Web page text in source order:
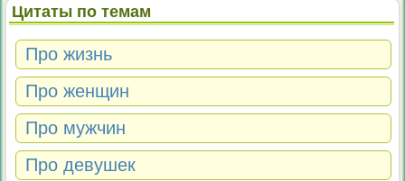
Цитаты по темам
Про жизнь
Про женщин
Про мужчин
Про девушек